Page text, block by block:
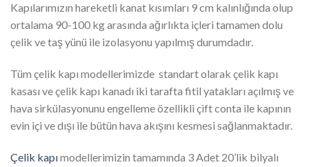
Kapılarımızın hareketli kanat kısımları 9 cm kalınlığında olup
ortalama 90-100 kg arasında ağırlıkta içleri tamamen dolu
çelik ve taş yünü ile izolasyonu yapılmış durumdadır.
Tüm çelik kapı modellerimizde standart olarak çelik kapı
kasası ve çelik kapı kanadı iki tarafta fitil yatakları açılmış ve
hava sirkülasyonunu engelleme özellikli çift conta ile kapının
evin içi ve dışı ile bütün hava akışını kesmesi sağlanmaktadır.
Çelik kapımodellerimizin tamamında 3 Adet 20’lik bilyalı